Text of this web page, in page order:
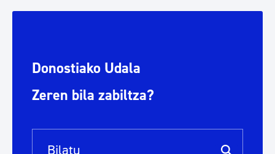
Donostiako Udala
Zeren bila zabiltza?
Bilaketa barra